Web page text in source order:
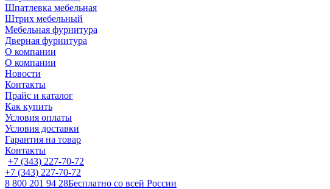
Шпатлевка мебельная
Штрих мебельный
Мебельная фурнитура
Дверная фурнитура
О компании
О компании
Новости
Контакты
Прайс и каталог
Как купить
Условия оплаты
Условия доставки
Гарантия на товар
Контакты
+7 (343) 227-70-72
+7 (343) 227-70-72
8 800 201 94 28Бесплатно со всей России